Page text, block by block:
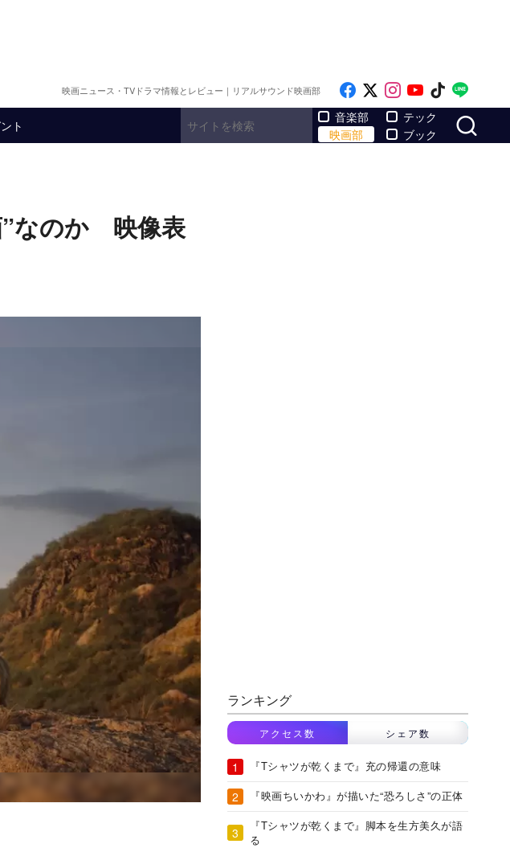
映画ニュース・TVドラマ情報とレビュー｜リアルサウンド映画部 Like on Facebook
Follow on x
Follow on
Follow on
Follow
ト
音楽部
映画部
テック
ブック
”なのか 映像表
ランキング
アクセス数 シェア数
『Tシャツが乾くまで』充の帰還の意味
『映画ちいかわ』が描いた“恐ろしさ”の正体
『Tシャツが乾くまで』脚本を生方美久が語
る